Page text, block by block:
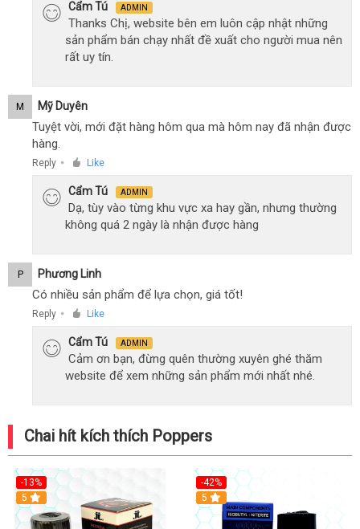
Cẩm Tú ADMIN
Thanks Chị, website bên em luôn cập nhật những
sản phẩm bán chạy nhất đề xuất cho người mua nên
rất uy tín.
M Mỹ Duyên
Tuyệt vời, mới đặt hàng hôm qua mà hôm nay đã nhận được
hàng.
Reply ● Like
Cẩm Tú ADMIN
Dạ, tùy vào từng khu vực xa hay gần, nhưng thường
không quá 2 ngày là nhận được hàng
P Phương Linh
Có nhiều sản phẩm để lựa chọn, giá tốt!
Reply ● Like
Cẩm Tú ADMIN
Cảm ơn bạn, đừng quên thường xuyên ghé thăm
website để xem những sản phẩm mới nhất nhé.
Chai hít kích thích Poppers
-13%
5
-42%
5